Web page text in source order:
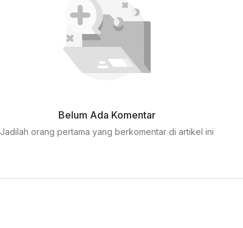
Belum Ada Komentar
Jadilah orang pertama yang berkomentar di artikel ini